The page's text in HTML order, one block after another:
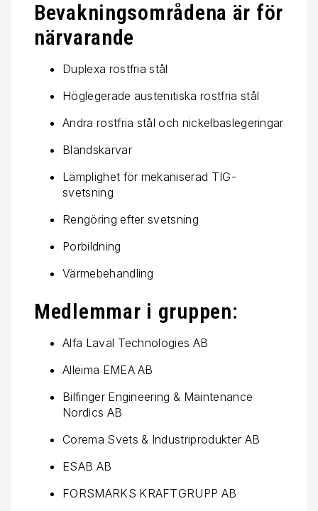
Bevakningsområdena är för
närvarande
Duplexa rostfria stål
Höglegerade austenitiska rostfria stål
Andra rostfria stål och nickelbaslegeringar
Blandskarvar
Lämplighet för mekaniserad TIG-
svetsning
Rengöring efter svetsning
Porbildning
Värmebehandling
Medlemmar i gruppen:
Alfa Laval Technologies AB
Alleima EMEA AB
Bilfinger Engineering & Maintenance
Nordics AB
Corema Svets & Industriprodukter AB
ESAB AB
FORSMARKS KRAFTGRUPP AB